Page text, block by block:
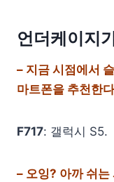
언더케이지
– 지금 시점에서
마트폰을 추천한
F717: 갤럭시 S5.
– 오잉? 아까 쉬는